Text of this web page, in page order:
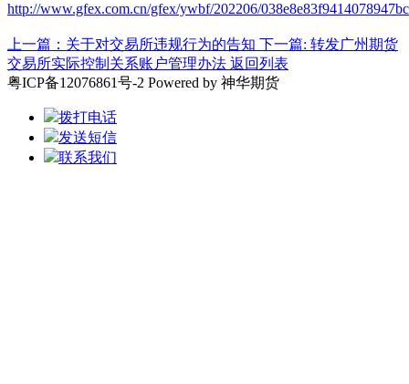
http://www.gfex.com.cn/gfex/ywbf/202206/
上一篇：关于对交易所违规行为的告知
下一篇: 转发广州期货
交易所实际控制关系账户管理办法 返回列表
粤ICP备12076861号-2 Powered by 神华期货
拨打电话
发送短信
联系我们